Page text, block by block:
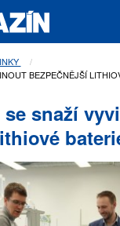
BEZPEČNĚJŠÍ
se snaží